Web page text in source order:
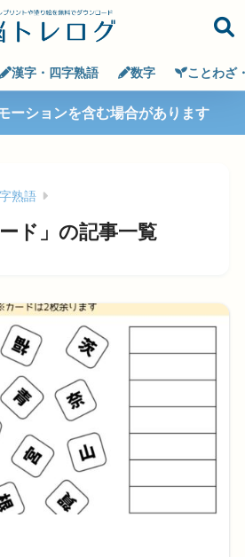
漢字・四字熟語 数字 ことわざ
ーションを含む場合があります
熟語
ド」の記事一覧